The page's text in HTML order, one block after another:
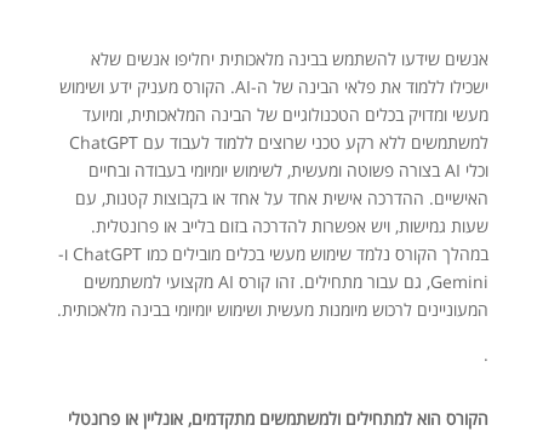
אנשים שידעו להשתמש בבינה מלאכותית יחליפו אנשים שלא
ישכילו ללמוד את פלאי הבינה של ה-AI. הקורס מעניק ידע ושימוש
מעשי ומדויק בכלים הטכנולוגיים של הבינה המלאכותית, ומיועד
למשתמשים ללא רקע טכני שרוצים ללמוד לעבוד עם ChatGPT
וכלי AI בצורה פשוטה ומעשית, לשימוש יומיומי בעבודה ובחיים
האישיים. ההדרכה אישית אחד על אחד או בקבוצות קטנות, עם
שעות גמישות, ויש אפשרות להדרכה בזום בלייב או פרונטלית.
במהלך הקורס נלמד שימוש מעשי בכלים מובילים כמו ChatGPT ו-
Gemini, גם עבור מתחילים. זהו קורס AI מקצועי למשתמשים
המעוניינים לרכוש מיומנות מעשית ושימוש יומיומי בבינה מלאכותית.
.
הקורס הוא למתחילים ולמשתמשים מתקדמים, אונליין או פרונטלי